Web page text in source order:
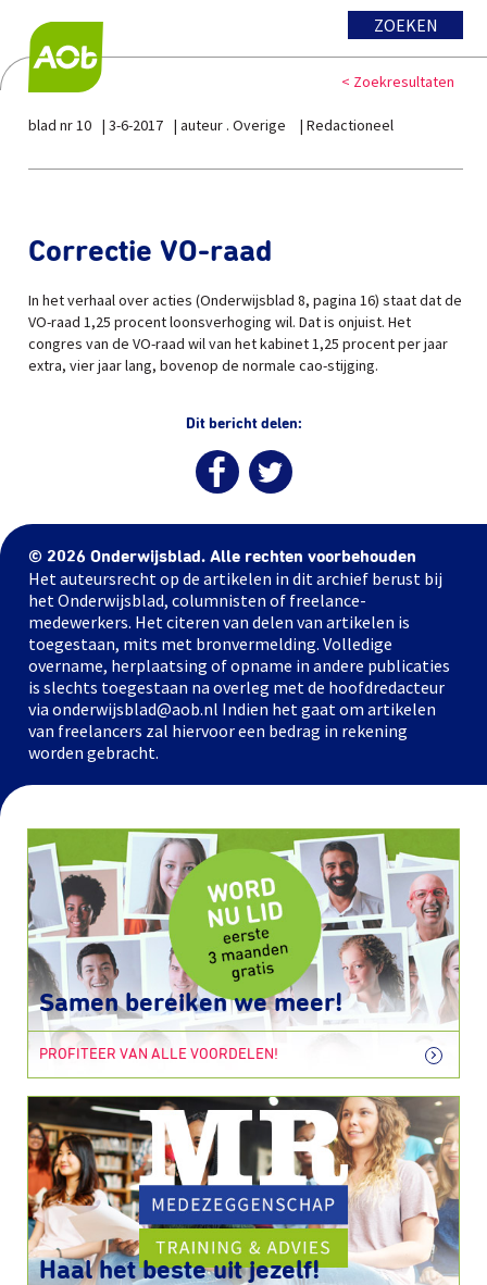
ZOEKEN
< Zoekresultaten
blad nr 10 3-6-2017 auteur . Overige Redactioneel
Correctie VO-raad
In het verhaal over acties (Onderwijsblad 8, pagina 16) staat dat de
VO-raad 1,25 procent loonsverhoging wil. Dat is onjuist. Het
congres van de VO-raad wil van het kabinet 1,25 procent per jaar
extra, vier jaar lang, bovenop de normale cao-stijging.
Dit bericht delen:
© 2026 Onderwijsblad. Alle rechten voorbehouden
Het auteursrecht op de artikelen in dit archief berust bij
het Onderwijsblad, columnisten of freelance-
medewerkers. Het citeren van delen van artikelen is
toegestaan, mits met bronvermelding. Volledige
overname, herplaatsing of opname in andere publicaties
is slechts toegestaan na overleg met de hoofdredacteur
via onderwijsblad@aob.nl Indien het gaat om artikelen
van freelancers zal hiervoor een bedrag in rekening
worden gebracht.
Samen bereiken we meer!
PROFITEER VAN ALLE VOORDELEN!
Haal het beste uit jezelf!